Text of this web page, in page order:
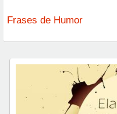
Frases de Humor